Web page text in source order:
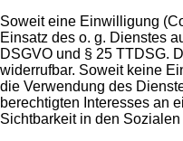
Soweit eine Einwilligung
Einsatz des o. g. Dienstes
DSGVO und § 25 TTDSG.
widerrufbar. Soweit keine
die Verwendung des
berechtigten Interesses an
Sichtbarkeit in den Sozialen